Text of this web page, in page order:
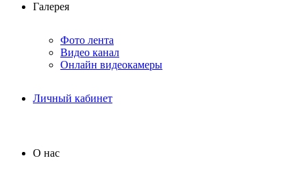
Галерея
Фото лента
Видео канал
Онлайн видеокамеры
Личный кабинет
О нас